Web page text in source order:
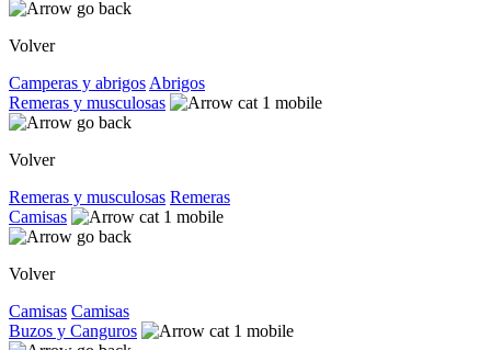
Volver
Camperas y abrigos Abrigos
Remeras y musculosas
Volver
Remeras y musculosas Remeras
Camisas
Volver
Camisas Camisas
Buzos y Canguros